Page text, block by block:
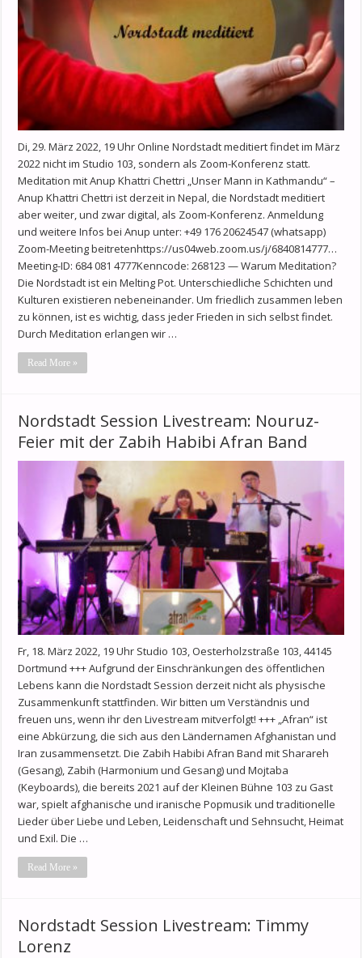
Di, 29. März 2022, 19 Uhr Online Nordstadt meditiert findet im März
2022 nicht im Studio 103, sondern als Zoom-Konferenz statt.
Meditation mit Anup Khattri Chettri „Unser Mann in Kathmandu“ –
Anup Khattri Chettri ist derzeit in Nepal, die Nordstadt meditiert
aber weiter, und zwar digital, als Zoom-Konferenz. Anmeldung
und weitere Infos bei Anup unter: +49 176 20624547 (whatsapp)
Zoom-Meeting beitretenhttps://us04web.zoom.us/j/6840814777…
Meeting-ID: 684 081 4777Kenncode: 268123 — Warum Meditation?
Die Nordstadt ist ein Melting Pot. Unterschiedliche Schichten und
Kulturen existieren nebeneinander. Um friedlich zusammen leben
zu können, ist es wichtig, dass jeder Frieden in sich selbst findet.
Durch Meditation erlangen wir …
Read More »
Nordstadt Session Livestream: Nouruz-
Feier mit der Zabih Habibi Afran Band
Fr, 18. März 2022, 19 Uhr Studio 103, Oesterholzstraße 103, 44145
Dortmund +++ Aufgrund der Einschränkungen des öffentlichen
Lebens kann die Nordstadt Session derzeit nicht als physische
Zusammenkunft stattfinden. Wir bitten um Verständnis und
freuen uns, wenn ihr den Livestream mitverfolgt! +++ „Afran“ ist
eine Abkürzung, die sich aus den Ländernamen Afghanistan und
Iran zusammensetzt. Die Zabih Habibi Afran Band mit Sharareh
(Gesang), Zabih (Harmonium und Gesang) und Mojtaba
(Keyboards), die bereits 2021 auf der Kleinen Bühne 103 zu Gast
war, spielt afghanische und iranische Popmusik und traditionelle
Lieder über Liebe und Leben, Leidenschaft und Sehnsucht, Heimat
und Exil. Die …
Read More »
Nordstadt Session Livestream: Timmy
Lorenz